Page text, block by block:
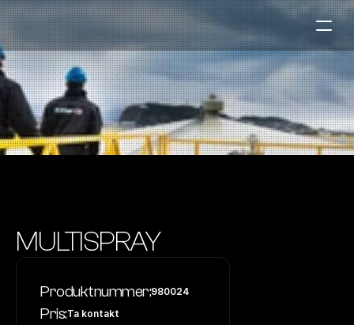
Marine
Auto & Industri
Bensinstasjoner
Våre Produkter
Om Selskapet
Kontakt oss
MULTISPRAY
Produktnummer:980024
Pris:Ta kontakt